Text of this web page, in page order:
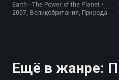
Earth - The Power of the Planet •
2007, Великобритания, Природа
Ещё в жанре: